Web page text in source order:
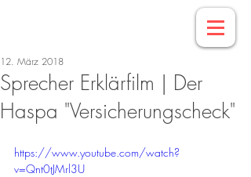
Sprecher Erklärfilm | Der
Haspa "Versicherungscheck"
12. März 2018
https://www.youtube.com/watch?
v=Qnt0tJMrl3U